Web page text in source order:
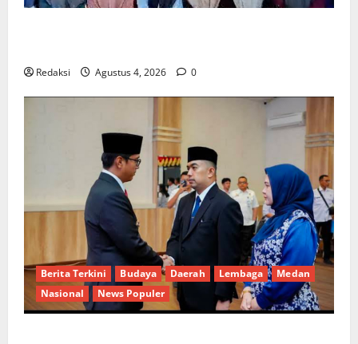
Redaksi Agustus 4, 2026 0
Berita Terkini Budaya Daerah Lembaga
Medan
Nasional
News Populer